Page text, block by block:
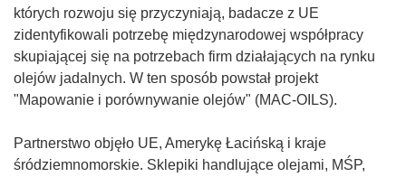
których rozwoju się przyczyniają, badacze z UE
zidentyfikowali potrzebę międzynarodowej współpracy
skupiającej się na potrzebach firm działających na rynku
olejów jadalnych. W ten sposób powstał projekt
"Mapowanie i porównywanie olejów" (MAC-OILS).
Partnerstwo objęło UE, Amerykę Łacińską i kraje
śródziemnomorskie. Sklepiki handlujące olejami, MŚP,